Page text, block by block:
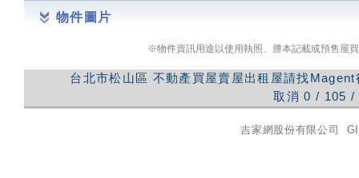
物件圖片
※物件資訊用途以使用執照、謄本記載或預售屋
台北市松山區 不動產買屋賣屋出租屋請找
取消 0 / 105 /
吉家網股份有限公司